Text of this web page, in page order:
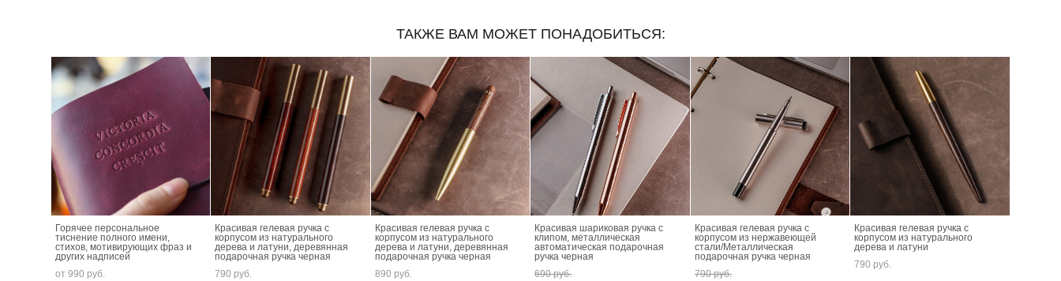
ТАКЖЕ ВАМ МОЖЕТ ПОНАДОБИТЬСЯ:
Горячее персональное
тиснение полного имени,
стихов, мотивирующих фраз и
других надписей
от 990 pуб.
Красивая гелевая ручка с
корпусом из натурального
дерева и латуни, деревянная
подарочная ручка черная
790 pуб.
Красивая гелевая ручка с
корпусом из натурального
дерева и латуни, деревянная
подарочная ручка черная
890 pуб.
Красивая шариковая ручка с
клипом, металлическая
автоматическая подарочная
ручка черная
690 pуб.
Красивая гелевая ручка с
корпусом из нержавеющей
стали/Металлическая
подарочная ручка черная
790 pуб.
Красивая гелевая ручка с
корпусом из натурального
дерева и латуни
790 pуб.